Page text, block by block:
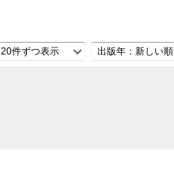
20件ずつ表示 出版年：新しい順